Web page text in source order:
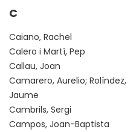
C
Caiano, Rachel
Calero i Martí, Pep
Callau, Joan
Camarero, Aurelio; Rolíndez,
Jaume
Cambrils, Sergi
Campos, Joan-Baptista